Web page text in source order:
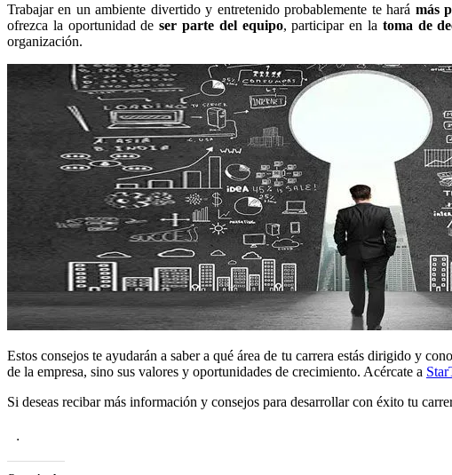
Trabajar en un ambiente divertido y entretenido probablemente te hará más
ofrezca la oportunidad deser parte del equipo, participar en la toma de
organización.
Estos consejos te ayudarán a saber a qué área de tu carrera estás dirigido y
de la empresa, sino sus valores y oportunidades de crecimiento. Acércate a
Si deseas recibar más información y consejos para desarrollar con éxito tu
.